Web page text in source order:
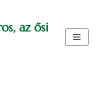
az ősi